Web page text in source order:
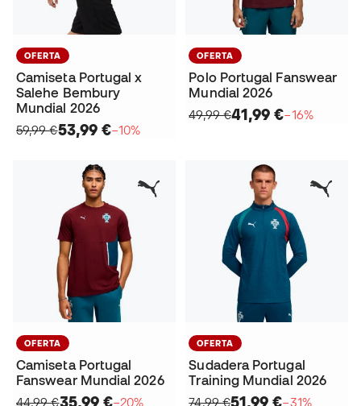
OFERTA
Camiseta Portugal x
Salehe Bembury
Mundial 2026
59,99 €53,99 €−10%
OFERTA
Polo Portugal Fanswear
Mundial 2026
49,99 €41,99 €−16%
OFERTA
Camiseta Portugal
Fanswear Mundial 2026
44,99 €35,99 €−20%
OFERTA
Sudadera Portugal
Training Mundial 2026
74,99 €51,99 €−31%